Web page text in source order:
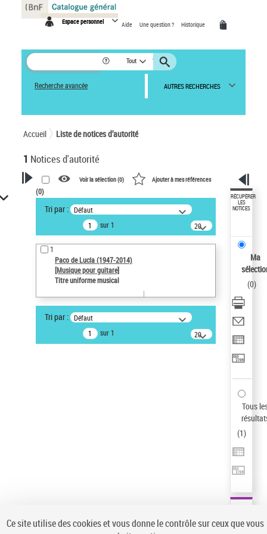
Espace personnel Aide Une question ? Historique
Tout
Recherche avancée AUTRES RECHERCHES
Accueil Liste de notices d’autorité
1 Notices d'autorité
VOTRE RECHERCHE
Recherche avancée dans les
notices d’autorité
Œuvres liées à l'auteur :
Paco de Lucía (1947-2014)
Type de notice d'autorité
Sauvegarder votre recherche
AFFINER
Voir la sélection (0) Ajouter à mes références
(0)
Tri par : Défaut
sur 1
20
résultats/page
1
Paco de Lucía (1947-2014)
[Musique pour guitare]
Titre uniforme musical
Tri par : Défaut
sur 1
20
résultats/page
RÉCUPÉRER
LES
NOTICES
Ma
(0)
Tous
(1)
Panneau de gestion des cookies
Ce site utilise des cookies et vous donne le contrôle sur ceux que vous